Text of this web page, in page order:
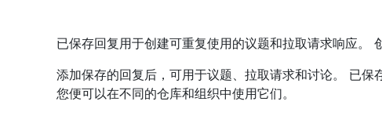
已保存回复用于创建可重复使用的议题和拉取请求响应。
添加保存的回复后，可用于议题、拉取请求和讨论。 已保
您便可以在不同的仓库和组织中使用它们。